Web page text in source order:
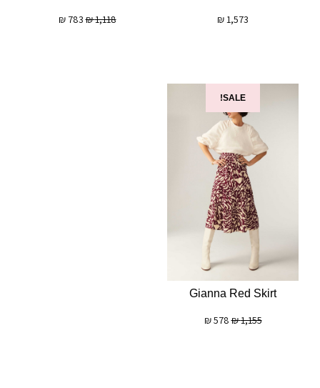
1,573
₪
1,118
₪
783
₪
SALE!
Gianna Red Skirt
1,155
₪
578
₪